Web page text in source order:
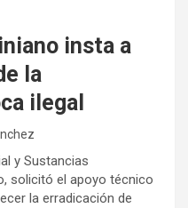
insta a
la
ilegal
y Sustancias
solicitó el apoyo técnico
la erradicación de